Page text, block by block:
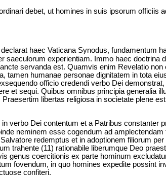
debet, ut homines in suis ipsorum officiis
haec Vaticana Synodus, fundamentum
saeculorum experientiam. Immo haec doctrina
servanda est. Quamvis enim Revelatio non
tamen humanae personae dignitatem in tota
officio credendi verbo Dei
et sequi. Quibus omnibus principia generalia
libertas religiosa in societate plene
verbo Dei contentum et a Patribus constanter
neminem esse cogendum ad
redemptus et in adoptionem filiorum
trahente (11) rationabile liberumque Deo
genus coercitionis ex parte hominum
fovendum, in quo homines expedite possint
confiteri.